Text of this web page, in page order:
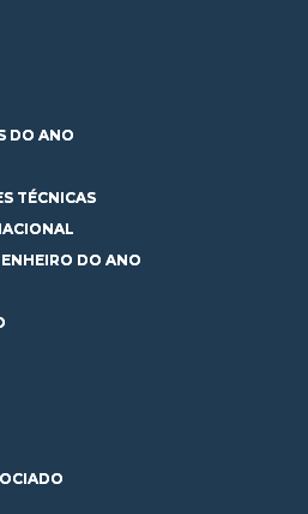
DO ANO
TÉCNICAS
DO ANO